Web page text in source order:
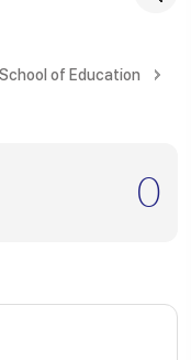
of Education
0